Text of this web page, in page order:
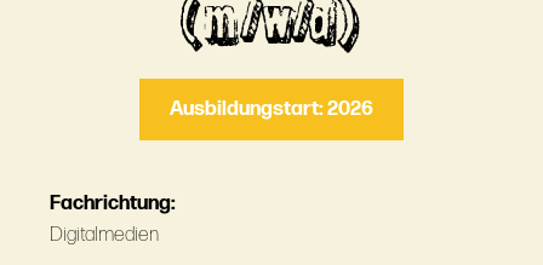
(m/w/d)
Ausbildungstart: 2026
Fachrichtung:
Digitalmedien